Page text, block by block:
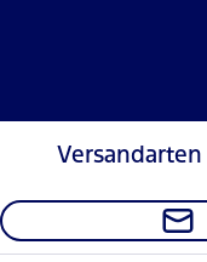
Versandarten